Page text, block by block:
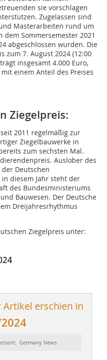
sie vorschlagen
Zugelassen sind
Masterarbeiten rund um
dem Sommersemester 2021
abgeschlossen wurden. Die
zum 7. August 2024 (12:00
insgesamt 4.000 Euro,
einem Anteil des Preises
­Ziegelpreis:
2011 regelmäßig zur
Ziegelbauwerke in
zum sechsten Mal.
Auslober des
Deutschen
in diesem Jahr steht der
des Bundesministeriums
Bauwesen. Der Deutsche
Dreijahresrhythmus
Ziegelpreis unter:
Artikel erschien in
Germany News